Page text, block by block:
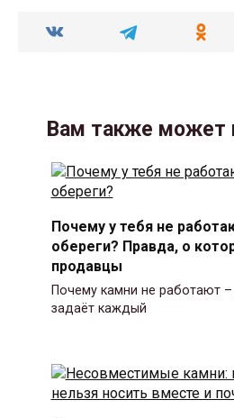
Вам также может
Почему у тебя не
обереги? Правда, о
продавцы
Почему камни не работают
задаёт каждый